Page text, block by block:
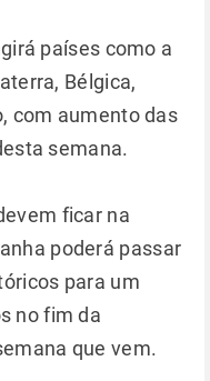
países como a
Bélgica,
com aumento das
semana.
ficar na
poderá passar
para um
no fim da
que vem.